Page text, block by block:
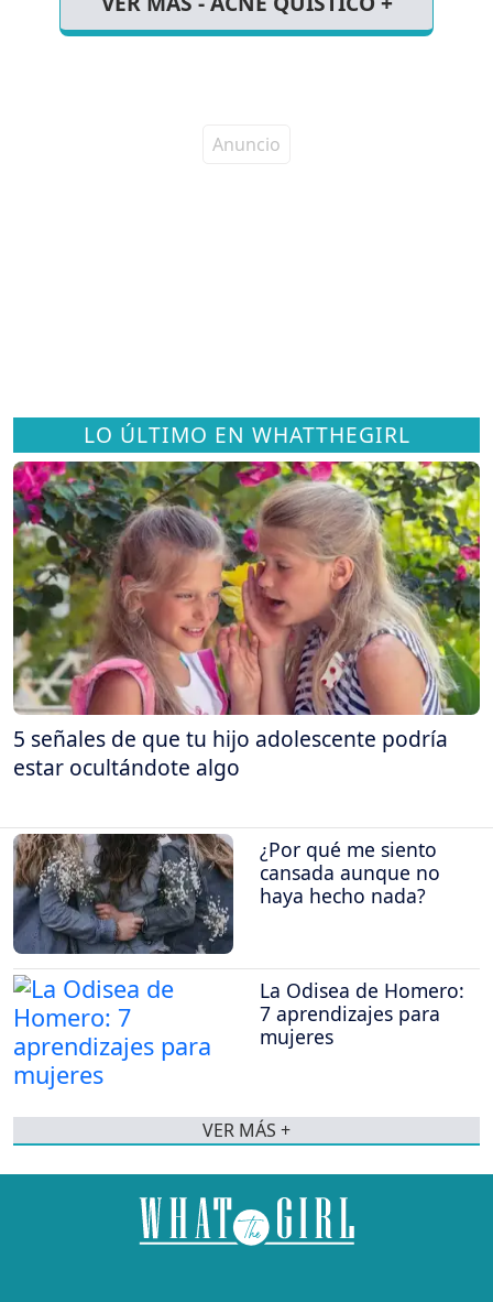
LO ÚLTIMO EN WHATTHEGIRL
5 señales de que tu hijo adolescente podría
estar ocultándote algo
¿Por qué me siento
cansada aunque no
haya hecho nada?
La Odisea de Homero:
7 aprendizajes para
mujeres
VER MÁS +